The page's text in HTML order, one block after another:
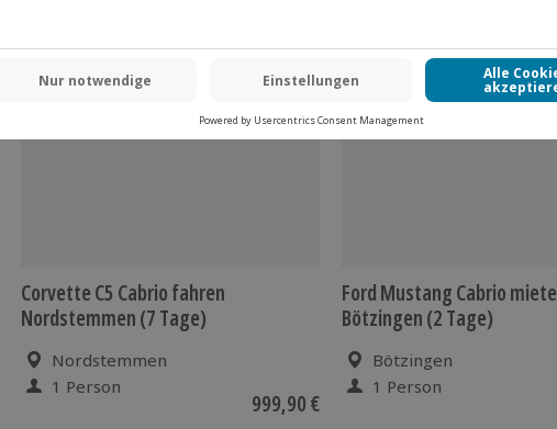
Corvette C5 Cabrio fahren
Nordstemmen (7 Tage)
Nordstemmen
1 Person
999,90 €
Ford Mustang Cabrio
Bötzingen (2 Tage)
Bötzingen
1 Person